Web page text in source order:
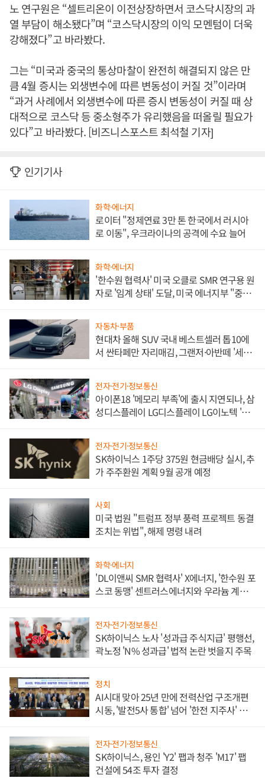
노 연구원은 “셀트리온이 이전상장하면서 코스닥시장의 과
열 부담이 해소됐다”며 “코스닥시장의 이익 모멘텀이 더욱
강해졌다”고 바라봤다.
그는 “미국과 중국의 통상마찰이 완전히 해결되지 않은 만
큼 4월 증시는 외생변수에 따른 변동성이 커질 것”이라며
“과거 사례에서 외생변수에 따른 증시 변동성이 커질 때 상
대적으로 코스닥 등 중소형주가 유리했음을 떠올릴 필요가
있다”고 바라봤다. [비즈니스포스트 최석철 기자]
인기기사
화학·에너지
로이터 "정제연료 3만 톤 한국에서 러시아
로 이동", 우크라이나의 공격에 수요 늘어
화학·에너지
'한수원 협력사' 미국 오클로 SMR 연구용 원
자로 '임계 상태' 도달, 미국 에너지부 "중요
자동차·부품
현대차 올해 SUV 국내 베스트셀러 톱10에
서 싼타페만 자리매김, 그랜저·아반떼 '세단
전자·전기·정보통신
아이폰18 '메모리 부족'에 출시 지연되나, 삼
성디스플레이 LG디스플레이 LG이노텍 '탈
전자·전기·정보통신
SK하이닉스 1주당 375원 현금배당 실시, 추
가 주주환원 계획 9월 공개 예정
사회
미국 법원 "트럼프 정부 풍력 프로젝트 동결
조치는 위법", 해제 명령 내려
화학·에너지
'DL이앤씨 SMR 협력사' X에너지, '한수원 포
스코 동맹' 센트러스에너지와 우라늄 계약
전자·전기·정보통신
SK하이닉스 노사 '성과급 주식지급' 평행선,
곽노정 'N% 성과급' 법적 논란 벗을지 주목
정치
AI시대 맞아 25년 만에 전력산업 구조개편
시동, '발전5사 통합' 넘어 '한전 지주사' 재편
전자·전기·정보통신
SK하이닉스, 용인 'Y2' 팹과 청주 'M17' 팹
건설에 54조 투자 결정